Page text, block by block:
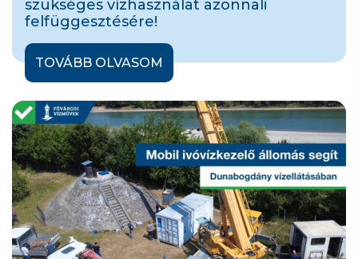
szükséges vízhasználat azonnali
felfüggesztésére!
TOVÁBB OLVASOM